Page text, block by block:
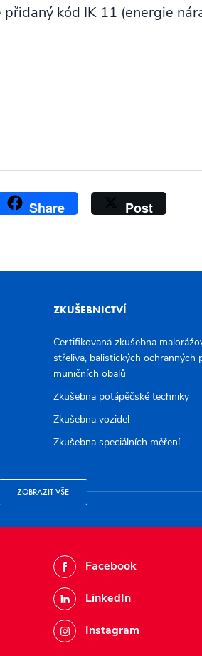
kód IK 11 (energie
Share Post
ZKUŠEBNICTVÍ
Certifikovaná zkušebna
střeliva, balistických ochranných
muničních obalů
Zkušebna potápěčské techniky
Zkušebna vozidel
Zkušebna speciálních měření
ZOBRAZIT VŠE
Facebook
LinkedIn
Instagram